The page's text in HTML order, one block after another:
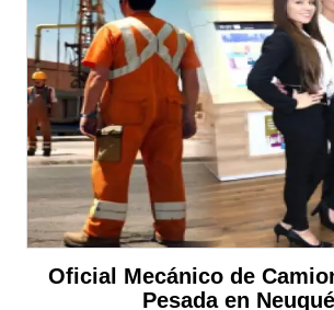
Oficial Mecánico de
Pesada en